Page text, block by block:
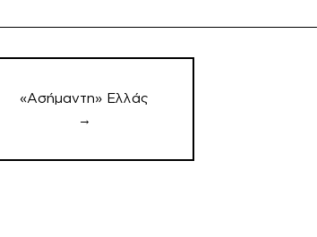
«Ασήμαντη» Ελλάς
→